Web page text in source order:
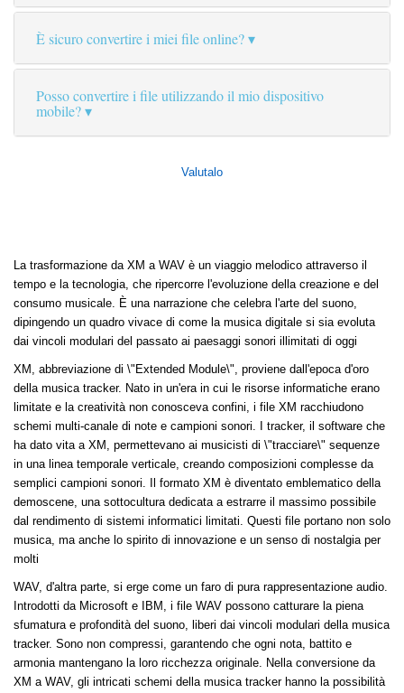
È sicuro convertire i miei file online?
Posso convertire i file utilizzando il mio dispositivo
mobile?
Valutalo
La trasformazione da XM a WAV è un viaggio melodico attraverso il
tempo e la tecnologia, che ripercorre l'evoluzione della creazione e del
consumo musicale. È una narrazione che celebra l'arte del suono,
dipingendo un quadro vivace di come la musica digitale si sia evoluta
dai vincoli modulari del passato ai paesaggi sonori illimitati di oggi
XM, abbreviazione di \"Extended Module\", proviene dall'epoca d'oro
della musica tracker. Nato in un'era in cui le risorse informatiche erano
limitate e la creatività non conosceva confini, i file XM racchiudono
schemi multi-canale di note e campioni sonori. I tracker, il software che
ha dato vita a XM, permettevano ai musicisti di \"tracciare\" sequenze
in una linea temporale verticale, creando composizioni complesse da
semplici campioni sonori. Il formato XM è diventato emblematico della
demoscene, una sottocultura dedicata a estrarre il massimo possibile
dal rendimento di sistemi informatici limitati. Questi file portano non solo
musica, ma anche lo spirito di innovazione e un senso di nostalgia per
molti
WAV, d'altra parte, si erge come un faro di pura rappresentazione audio.
Introdotti da Microsoft e IBM, i file WAV possono catturare la piena
sfumatura e profondità del suono, liberi dai vincoli modulari della musica
tracker. Sono non compressi, garantendo che ogni nota, battito e
armonia mantengano la loro ricchezza originale. Nella conversione da
XM a WAV, gli intricati schemi della musica tracker hanno la possibilità